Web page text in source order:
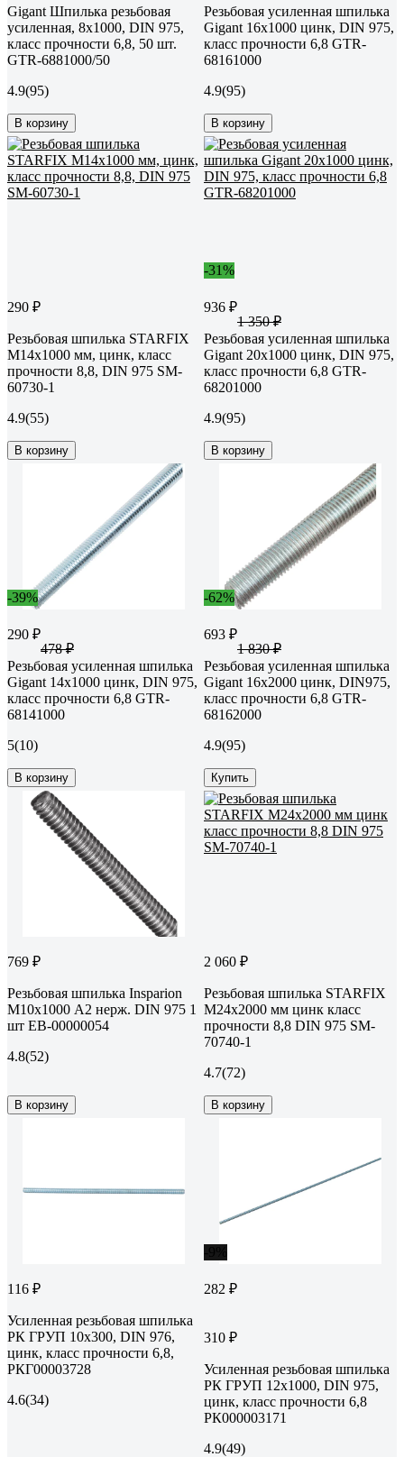
Gigant Шпилька резьбовая
усиленная, 8x1000, DIN 975,
класс прочности 6,8, 50 шт.
GTR-6881000/50
4.9(95)
В корзину
Резьбовая усиленная шпилька
Gigant 16x1000 цинк, DIN 975,
класс прочности 6,8 GTR-
68161000
4.9(95)
В корзину
290 ₽
Резьбовая шпилька STARFIX
М14x1000 мм, цинк, класс
прочности 8,8, DIN 975 SM-
60730-1
4.9(55)
В корзину
-31%
936 ₽
1 350 ₽
Резьбовая усиленная шпилька
Gigant 20x1000 цинк, DIN 975,
класс прочности 6,8 GTR-
68201000
4.9(95)
В корзину
-39%
290 ₽
478 ₽
Резьбовая усиленная шпилька
Gigant 14x1000 цинк, DIN 975,
класс прочности 6,8 GTR-
68141000
5(10)
В корзину
-62%
693 ₽
1 830 ₽
Резьбовая усиленная шпилька
Gigant 16x2000 цинк, DIN975,
класс прочности 6,8 GTR-
68162000
4.9(95)
Купить
769 ₽
Резьбовая шпилька Insparion
М10x1000 А2 нерж. DIN 975 1
шт ЕВ-00000054
4.8(52)
В корзину
2 060 ₽
Резьбовая шпилька STARFIX
М24х2000 мм цинк класс
прочности 8,8 DIN 975 SM-
70740-1
4.7(72)
В корзину
116 ₽
Усиленная резьбовая шпилька
РК ГРУП 10x300, DIN 976,
цинк, класс прочности 6,8,
РКГ00003728
4.6(34)
282 ₽
310 ₽
Усиленная резьбовая шпилька
РК ГРУП 12x1000, DIN 975,
цинк, класс прочности 6,8
РК000003171
4.9(49)